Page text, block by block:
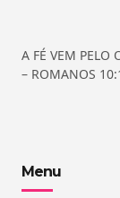
A FÉ VEM PELO
– ROMANOS
Menu